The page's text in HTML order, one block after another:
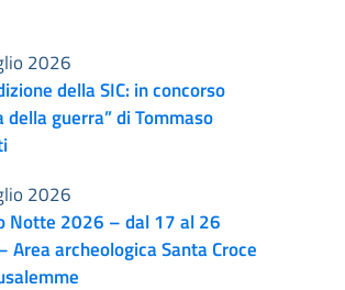
della SIC: in concorso
della guerra” di Tommaso
2026
Notte 2026 – dal 17 al 26
Area archeologica Santa Croce
2026